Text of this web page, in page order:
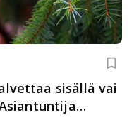
sisällä vai